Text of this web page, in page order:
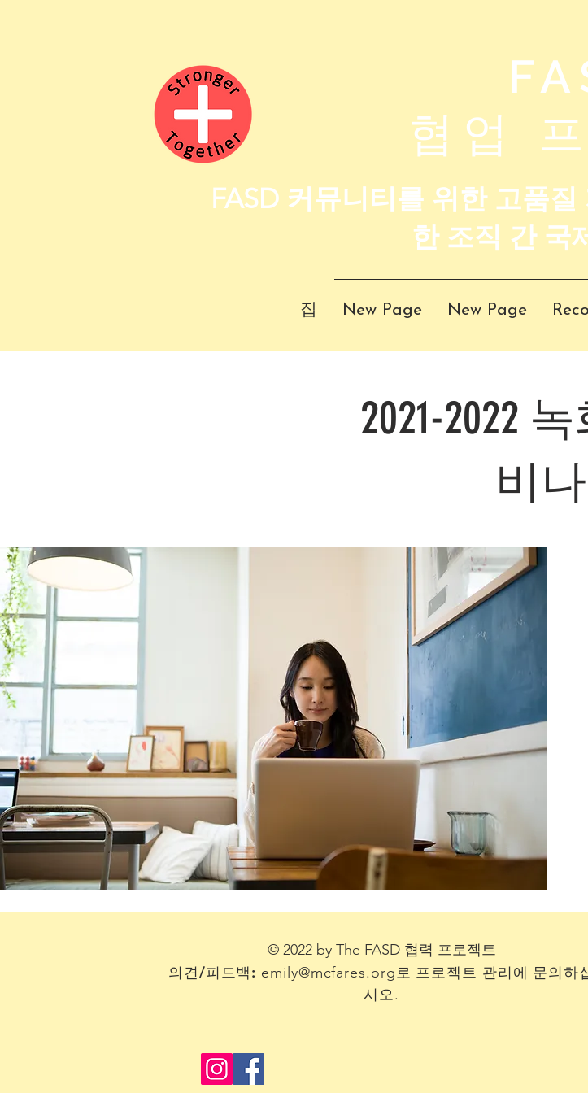
협업
FASD 커뮤니티를 위한 고품
한 조직 간 국
집 New Page New Page
2021-2022
비나
© 2022 by The FASD 협력 프로젝트
의견/피드백: emily@mcfares.org로 프로젝트 관리에 문의하
시오.